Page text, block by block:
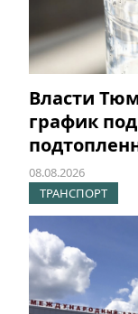
Власти
график
08.08.2026
ТРАНСПОРТ